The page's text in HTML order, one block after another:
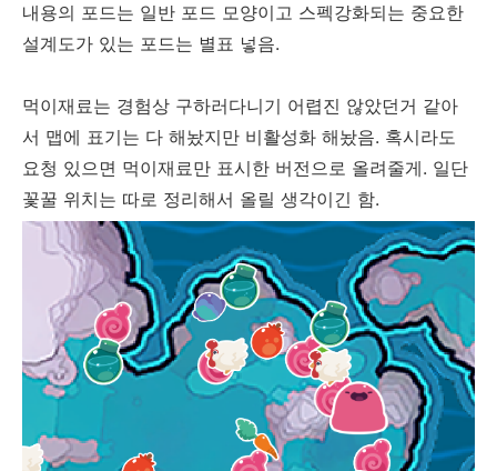
내용의 포드는 일반 포드 모양이고 스펙강화되는 중요한
설계도가 있는 포드는 별표 넣음.
먹이재료는 경험상 구하러다니기 어렵진 않았던거 같아
서 맵에 표기는 다 해놨지만 비활성화 해놨음. 혹시라도
요청 있으면 먹이재료만 표시한 버전으로 올려줄게. 일단
꽃꿀 위치는 따로 정리해서 올릴 생각이긴 함.